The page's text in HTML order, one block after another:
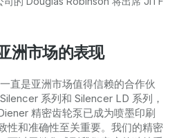
洲市场的表现
直是亚洲市场值得信赖的合作伙
系列和 Silencer LD 系列，
精密齿轮泵已成为喷墨印刷
性和准确性至关重要。我们的精密